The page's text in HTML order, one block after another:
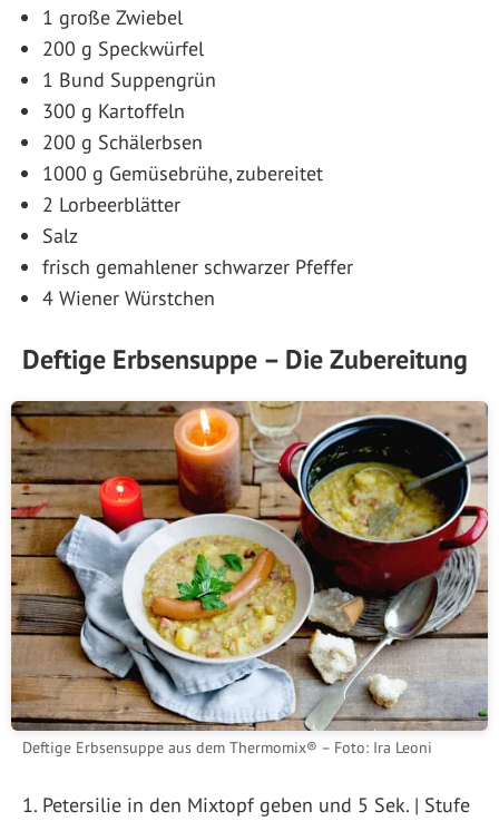
1 große Zwiebel
200 g Speckwürfel
1 Bund Suppengrün
300 g Kartoffeln
200 g Schälerbsen
1000 g Gemüsebrühe, zubereitet
2 Lorbeerblätter
Salz
frisch gemahlener schwarzer Pfeffer
4 Wiener Würstchen
Deftige Erbsensuppe – Die Zubereitung
Deftige Erbsensuppe aus dem Thermomix® – Foto: Ira Leoni
Petersilie in den Mixtopf geben und 5 Sek. | Stufe